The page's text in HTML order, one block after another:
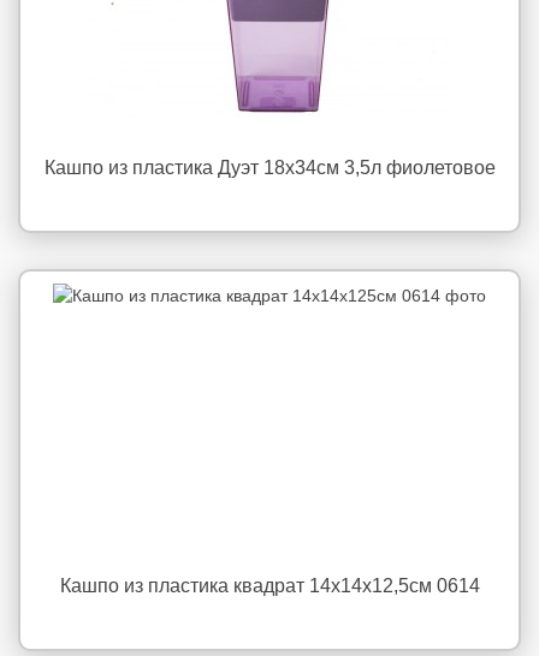
Кашпо из пластика Дуэт 18x34см 3,5л фиолетовое
Кашпо из пластика квадрат 14х14х12,5см 0614